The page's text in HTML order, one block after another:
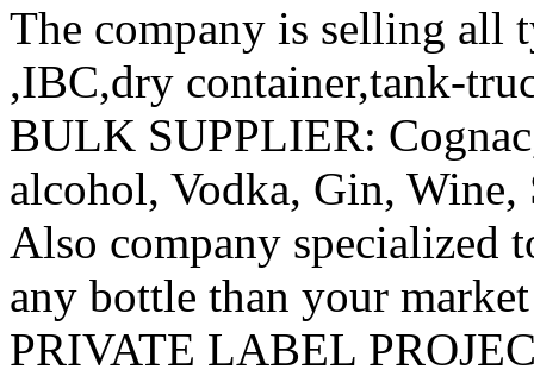
The company is selling all
,IBC,dry container,tank-
BULK SUPPLIER:
alcohol, Vodka, Gin,
Also company specialized
any bottle than your
PRIVATE LABEL